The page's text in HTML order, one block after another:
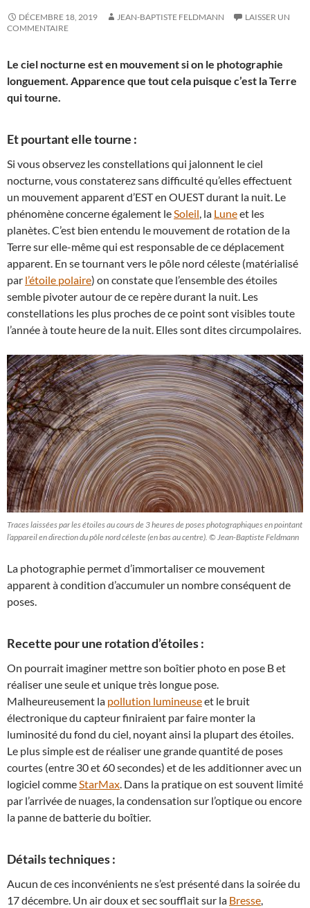
DÉCEMBRE 18, 2019 JEAN-BAPTISTE FELDMANN
LAISSER UN
COMMENTAIRE
Le ciel nocturne est en mouvement si on le photographie
longuement. Apparence que tout cela puisque c’est la Terre
qui tourne.
Et pourtant elle tourne :
Si vous observez les constellations qui jalonnent le ciel
nocturne, vous constaterez sans difficulté qu’elles effectuent
un mouvement apparent d’EST en OUEST durant la nuit. Le
phénomène concerne également leSoleil, la Luneet les
planètes. C’est bien entendu le mouvement de rotation de la
Terre sur elle-même qui est responsable de ce déplacement
apparent. En se tournant vers le pôle nord céleste (matérialisé
par l’étoile polaire) on constate que l’ensemble des étoiles
semble pivoter autour de ce repère durant la nuit. Les
constellations les plus proches de ce point sont visibles toute
l’année à toute heure de la nuit. Elles sont dites circumpolaires.
Traces laissées par les étoiles au cours de 3 heures de poses photographiques en pointant
l’appareil en direction du pôle nord céleste (en bas au centre). © Jean-Baptiste Feldmann
La photographie permet d’immortaliser ce mouvement
apparent à condition d’accumuler un nombre conséquent de
poses.
Recette pour une rotation d’étoiles :
On pourrait imaginer mettre son boîtier photo en pose B et
réaliser une seule et unique très longue pose.
Malheureusement la pollution lumineuseet le bruit
électronique du capteur finiraient par faire monter la
luminosité du fond du ciel, noyant ainsi la plupart des étoiles.
Le plus simple est de réaliser une grande quantité de poses
courtes (entre 30 et 60 secondes) et de les additionner avec un
logiciel commeStarMax. Dans la pratique on est souvent limité
par l’arrivée de nuages, la condensation sur l’optique ou encore
la panne de batterie du boîtier.
Détails techniques :
Aucun de ces inconvénients ne s’est présenté dans la soirée du
17 décembre. Un air doux et sec soufflait sur la Bresse,